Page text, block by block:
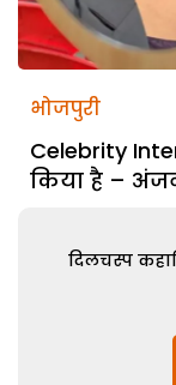
भोजपुरी
Celebrity
किया है –
दिलचस्प